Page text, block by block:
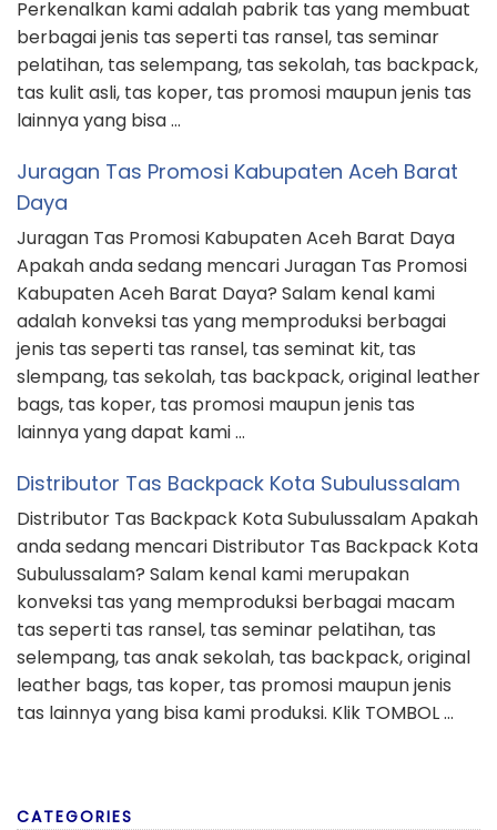
Perkenalkan kami adalah pabrik tas yang membuat
berbagai jenis tas seperti tas ransel, tas seminar
pelatihan, tas selempang, tas sekolah, tas backpack,
tas kulit asli, tas koper, tas promosi maupun jenis tas
lainnya yang bisa …
Juragan Tas Promosi Kabupaten Aceh Barat
Daya
Juragan Tas Promosi Kabupaten Aceh Barat Daya
Apakah anda sedang mencari Juragan Tas Promosi
Kabupaten Aceh Barat Daya? Salam kenal kami
adalah konveksi tas yang memproduksi berbagai
jenis tas seperti tas ransel, tas seminat kit, tas
slempang, tas sekolah, tas backpack, original leather
bags, tas koper, tas promosi maupun jenis tas
lainnya yang dapat kami …
Distributor Tas Backpack Kota Subulussalam
Distributor Tas Backpack Kota Subulussalam Apakah
anda sedang mencari Distributor Tas Backpack Kota
Subulussalam? Salam kenal kami merupakan
konveksi tas yang memproduksi berbagai macam
tas seperti tas ransel, tas seminar pelatihan, tas
selempang, tas anak sekolah, tas backpack, original
leather bags, tas koper, tas promosi maupun jenis
tas lainnya yang bisa kami produksi. Klik TOMBOL …
CATEGORIES